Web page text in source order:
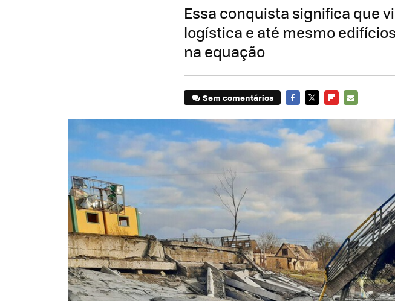
Essa conquista significa que
logística e até mesmo
na equação
Sem comentários